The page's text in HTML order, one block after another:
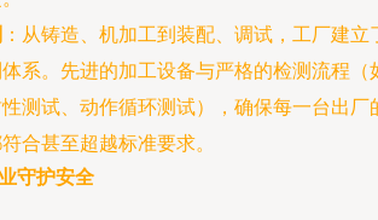
：从铸造、机加工到装配、调试，工厂建立
系。先进的加工设备与严格的检测流程（
测试、动作循环测试），确保每一台出厂
合甚至超越标准要求。
守护安全